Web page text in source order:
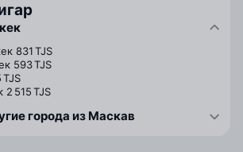
831 TJS
593 TJS
TJS
2 515 TJS
города из Маскав